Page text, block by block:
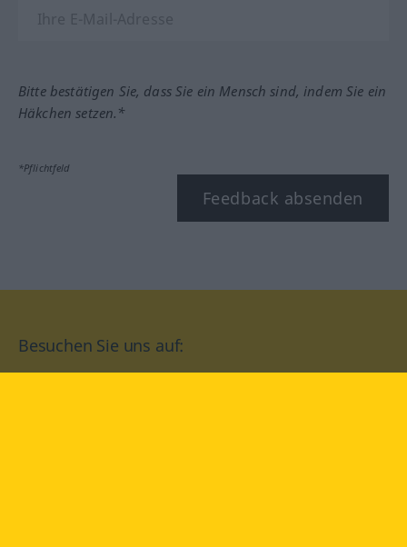
Bitte bestätigen Sie, dass Sie ein Mensch sind, indem Sie ein
Häkchen setzen.*
*Pflichtfeld
Feedback absenden
Besuchen Sie uns auf: